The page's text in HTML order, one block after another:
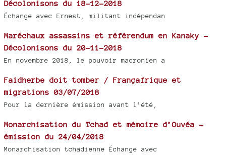
Décolonisons du 18-12-2018
Échange avec Ernest, militant indépendan
Maréchaux assassins et référendum en Kanaky -
Décolonisons du 20-11-2018
En novembre 2018, le pouvoir macronien a
Faidherbe doit tomber / Françafrique et
migrations 03/07/2018
Pour la dernière émission avant l’été,
Monarchisation du Tchad et mémoire d’Ouvéa -
émission du 24/04/2018
Monarchisation tchadienne Échange avec